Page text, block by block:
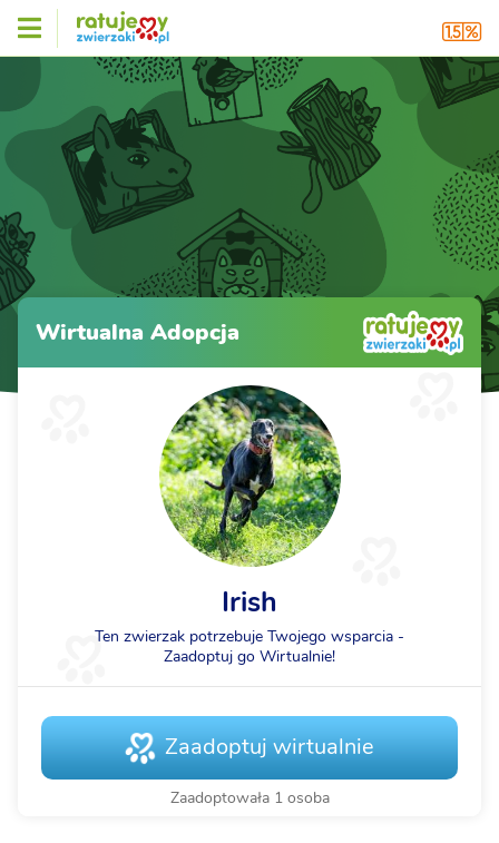
Wirtualna Adopcja
Irish
Ten zwierzak potrzebuje Twojego wsparcia -
Zaadoptuj go Wirtualnie!
Zaadoptuj wirtualnie
Zaadoptowała 1 osoba